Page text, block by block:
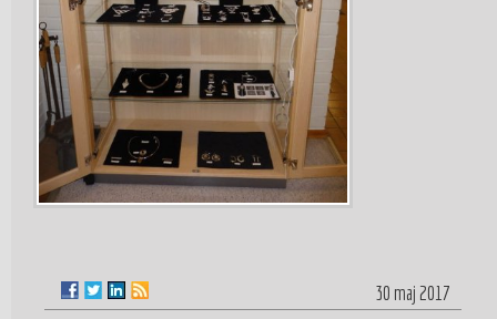
30 maj 2017